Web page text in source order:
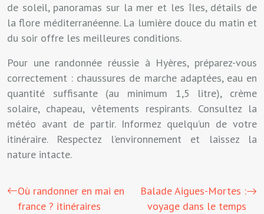
de soleil, panoramas sur la mer et les îles, détails de
la flore méditerranéenne. La lumière douce du matin et
du soir offre les meilleures conditions.
Pour une randonnée réussie à Hyères, préparez-vous
correctement : chaussures de marche adaptées, eau en
quantité suffisante (au minimum 1,5 litre), crème
solaire, chapeau, vêtements respirants. Consultez la
météo avant de partir. Informez quelqu’un de votre
itinéraire. Respectez l’environnement et laissez la
nature intacte.
Où randonner en mai en
france ? itinéraires
Balade Aigues-Mortes :
voyage dans le temps